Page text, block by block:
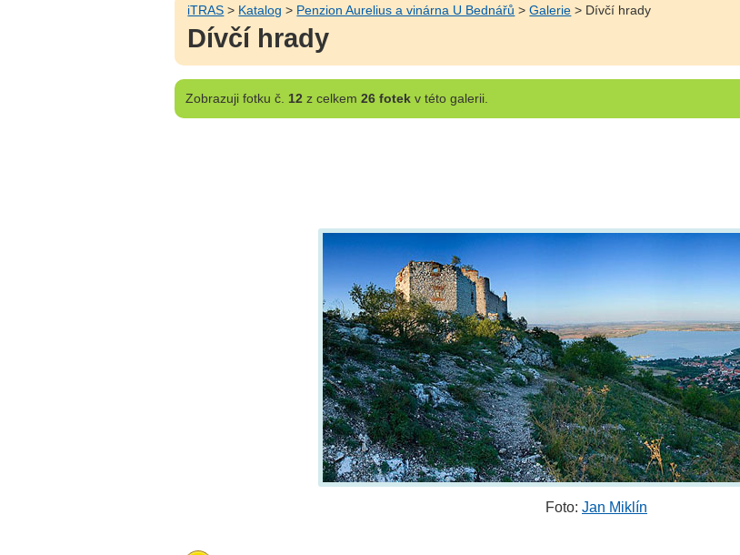
iTRAS > Katalog > Penzion Aurelius a vinárna U Bednářů >Galerie > Dívčí hrady
Dívčí hrady
Zobrazujifotku č. 12 z celkem 26 fotekv této galerii.
Foto: Jan Miklín